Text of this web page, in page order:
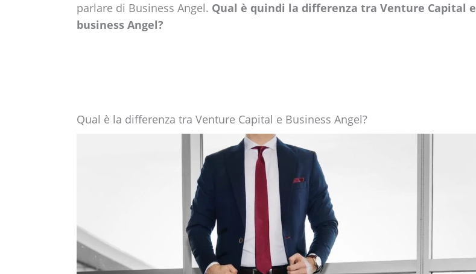
parlare di Business Angel. Qual è quindi la differenza tra Venture Capital e
business Angel?
Qual è la differenza tra Venture Capital e Business Angel?